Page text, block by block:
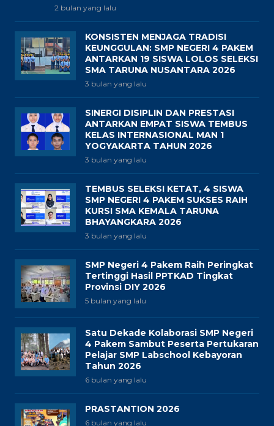
2 bulan yang lalu
KONSISTEN MENJAGA TRADISI
KEUNGGULAN: SMP NEGERI 4 PAKEM
ANTARKAN 19 SISWA LOLOS SELEKSI
SMA TARUNA NUSANTARA 2026
3 bulan yang lalu
SINERGI DISIPLIN DAN PRESTASI
ANTARKAN EMPAT SISWA TEMBUS
KELAS INTERNASIONAL MAN 1
YOGYAKARTA TAHUN 2026
3 bulan yang lalu
TEMBUS SELEKSI KETAT, 4 SISWA
SMP NEGERI 4 PAKEM SUKSES RAIH
KURSI SMA KEMALA TARUNA
BHAYANGKARA 2026
3 bulan yang lalu
SMP Negeri 4 Pakem Raih Peringkat
Tertinggi Hasil PPTKAD Tingkat
Provinsi DIY 2026
5 bulan yang lalu
Satu Dekade Kolaborasi SMP Negeri
4 Pakem Sambut Peserta Pertukaran
Pelajar SMP Labschool Kebayoran
Tahun 2026
6 bulan yang lalu
PRASTANTION 2026
6 bulan yang lalu